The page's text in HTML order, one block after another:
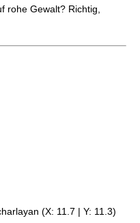
rohe Gewalt? Richtig,
(X: 11.7 | Y: 11.3)